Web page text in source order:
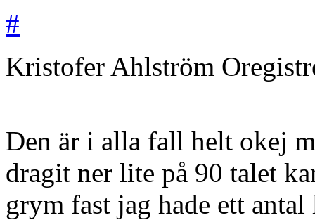
#
Kristofer Ahlström
Den är i alla fall helt okej
dragit ner lite på 90 talet
grym fast jag hade ett antal